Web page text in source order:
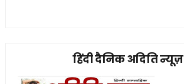
हिंदी दैनिक अदिति न्यूज़